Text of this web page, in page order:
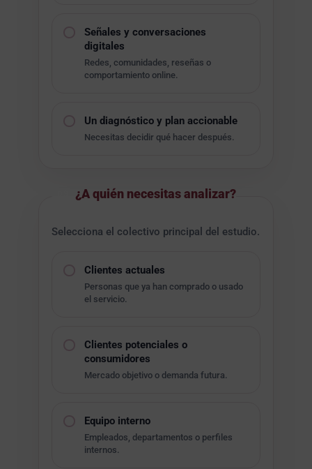
Señales y conversaciones
digitales
Redes, comunidades, reseñas o
comportamiento online.
Un diagnóstico y plan accionable
Necesitas decidir qué hacer después.
¿A quién necesitas analizar?
Selecciona el colectivo principal del estudio.
Clientes actuales
Personas que ya han comprado o usado
el servicio.
Clientes potenciales o
consumidores
Mercado objetivo o demanda futura.
Equipo interno
Empleados, departamentos o perfiles
internos.